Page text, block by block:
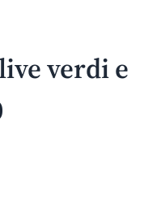
verdi e